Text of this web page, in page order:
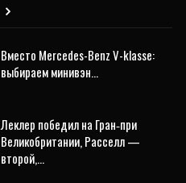
Вместо Mercedes-Benz V-klasse:
выбираем минивэн…
Леклер победил на Гран‑при
Великобритании, Расселл —
второй,…